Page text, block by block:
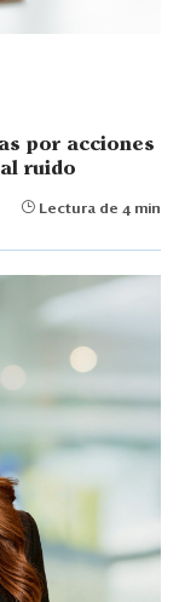
por acciones
ruido
Lectura de 4 min